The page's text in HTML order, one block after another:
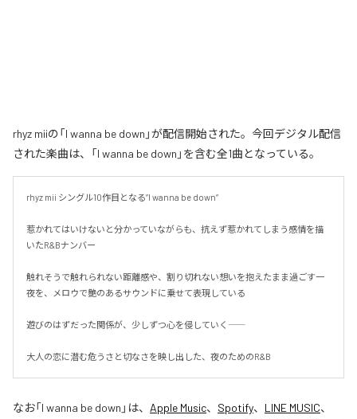
rhyz miiの「I wanna be down」が配信開始された。今回デジタル配信
された楽曲は、「I wanna be down」を含む全1曲となっている。
rhyz mii シングル10作目となる”I wanna be down”
惹かれてはいけないと分かっていながらも、抗えず惹かれてしまう感情を描
いたR&Bナンバー
触れそうで触れられない距離感や、割り切れない想いを抱えたまま過ごす一
夜を、メロウで艶のあるサウンドに乗せて表現している
遊びのはずだった関係が、少しずつ心を侵していく――
大人の恋に潜む危うさと切なさを映し出した、夜のためのR&B
なお「I wanna be down 」は、 Apple Music、 Spotify、 LINE MUSIC、